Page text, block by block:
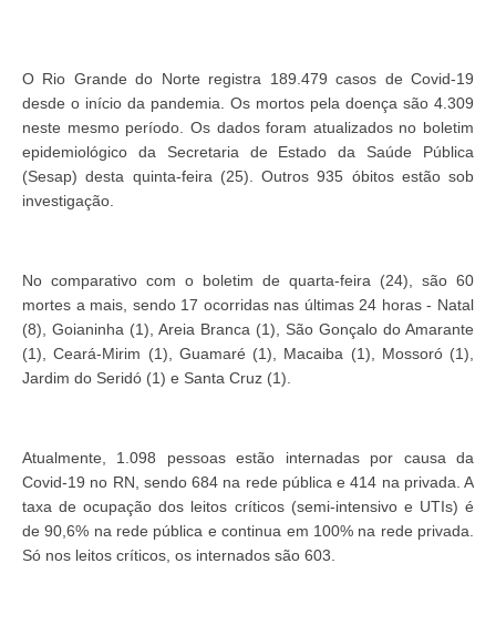
O Rio Grande do Norte registra 189.479 casos de Covid-19
desde o início da pandemia. Os mortos pela doença são 4.309
neste mesmo período. Os dados foram atualizados no boletim
epidemiológico da Secretaria de Estado da Saúde Pública
(Sesap) desta quinta-feira (25). Outros 935 óbitos estão sob
investigação.
No comparativo com o boletim de quarta-feira (24), são 60
mortes a mais, sendo 17 ocorridas nas últimas 24 horas - Natal
(8), Goianinha (1), Areia Branca (1), São Gonçalo do Amarante
(1), Ceará-Mirim (1), Guamaré (1), Macaiba (1), Mossoró (1),
Jardim do Seridó (1) e Santa Cruz (1).
Atualmente, 1.098 pessoas estão internadas por causa da
Covid-19 no RN, sendo 684 na rede pública e 414 na privada. A
taxa de ocupação dos leitos críticos (semi-intensivo e UTIs) é
de 90,6% na rede pública e continua em 100% na rede privada.
Só nos leitos críticos, os internados são 603.